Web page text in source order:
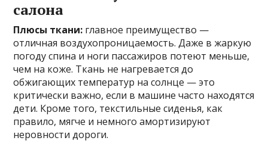
салона
Плюсы ткани: главное преимущество —
отличная воздухопроницаемость. Даже в жаркую
погоду спина и ноги пассажиров потеют меньше,
чем на коже. Ткань не нагревается до
обжигающих температур на солнце — это
критически важно, если в машине часто находятся
дети. Кроме того, текстильные сиденья, как
правило, мягче и немного амортизируют
неровности дороги.